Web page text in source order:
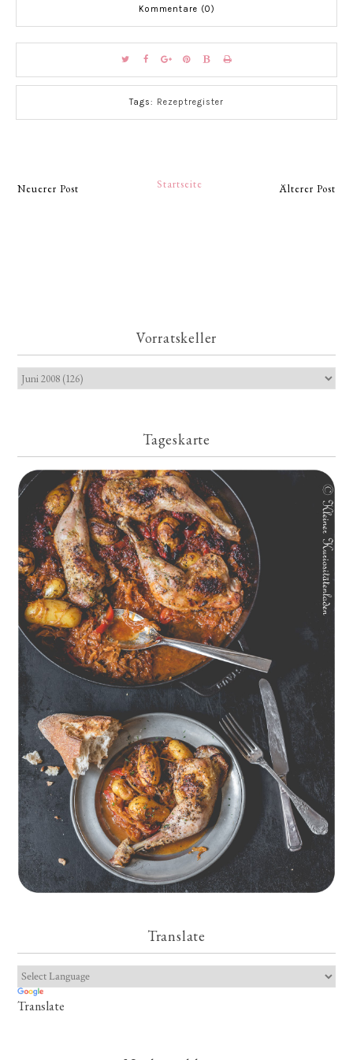
Kommentare (0)
Tags: Rezeptregister
Neuerer Post Älterer Post
Startseite
Vorratskeller
Tageskarte
Geschmorte Hähnchenschenkel auf Paprikakraut und kleinen
Kartoffeln
Translate
Translate